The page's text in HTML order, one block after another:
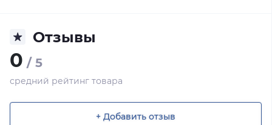
Отзывы
0 / 5
средний рейтинг товара
+ Добавить отзыв